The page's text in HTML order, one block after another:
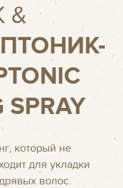
&
SPRAY
который не
для укладки
волос.